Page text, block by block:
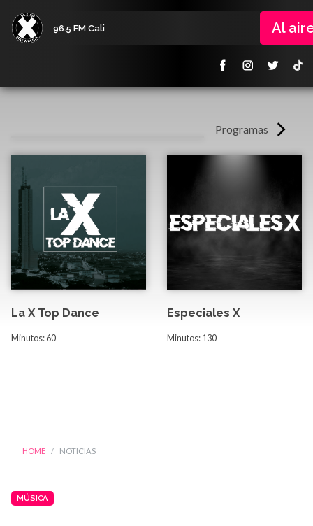
96.5 FM Cali Al
Programas
La X Top Dance
Minutos: 60
Especiales X
Minutos: 130
HOME NOTICIAS
MÚSICA